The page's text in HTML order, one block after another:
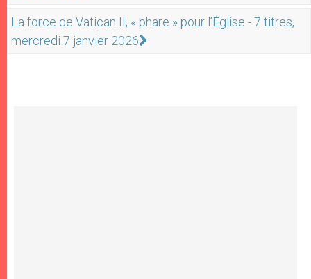
La force de Vatican II, « phare » pour l’Église - 7 titres,
mercredi 7 janvier 2026